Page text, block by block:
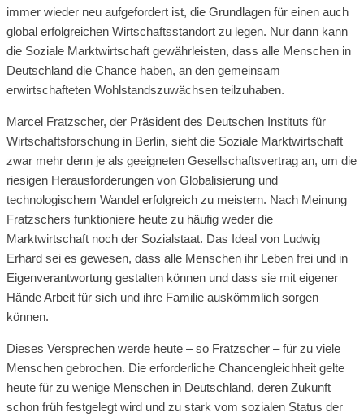
immer wieder neu aufgefordert ist, die Grundlagen für einen auch
global erfolgreichen Wirtschaftsstandort zu legen. Nur dann kann
die Soziale Marktwirtschaft gewährleisten, dass alle Menschen in
Deutschland die Chance haben, an den gemeinsam
erwirtschafteten Wohlstandszuwächsen teilzuhaben.
Marcel Fratzscher, der Präsident des Deutschen Instituts für
Wirtschaftsforschung in Berlin, sieht die Soziale Marktwirtschaft
zwar mehr denn je als geeigneten Gesellschaftsvertrag an, um die
riesigen Herausforderungen von Globalisierung und
technologischem Wandel erfolgreich zu meistern. Nach Meinung
Fratzschers funktioniere heute zu häufig weder die
Marktwirtschaft noch der Sozialstaat. Das Ideal von Ludwig
Erhard sei es gewesen, dass alle Menschen ihr Leben frei und in
Eigenverantwortung gestalten können und dass sie mit eigener
Hände Arbeit für sich und ihre Familie auskömmlich sorgen
können.
Dieses Versprechen werde heute – so Fratzscher – für zu viele
Menschen gebrochen. Die erforderliche Chancengleichheit gelte
heute für zu wenige Menschen in Deutschland, deren Zukunft
schon früh festgelegt wird und zu stark vom sozialen Status der